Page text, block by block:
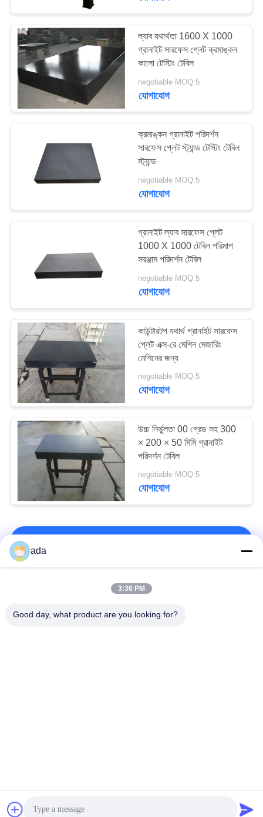
ধাতু চিপ পরিবাহক
26
ল্যাব যথার্থতা 1600 X 1000
গ্রানাইট সারফেস প্লেট ক্রমাঙ্কন
কালো টেস্টিং টেবিল
negotiable MOQ:5
যোগাযোগ
ক্রমাঙ্কন গ্রানাইট পরিদর্শন
সারফেস প্লেট স্ট্যান্ড টেস্টিং টেবিল
স্ট্যান্ড
negotiable MOQ:5
যোগাযোগ
গ্রানাইট ল্যাব সারফেস প্লেট
1000 X 1000 টেবিল পরিমাপ
সরঞ্জাম পরিদর্শন টেবিল
negotiable MOQ:5
যোগাযোগ
কাউন্টারটপ যথার্থ গ্রানাইট সারফেস
প্লেট এক্স-রে মেশিন মেজারিং
মেশিনের জন্য
negotiable MOQ:5
যোগাযোগ
উচ্চ নির্ভুলতা 00 গ্রেড সহ 300
× 200 × 50 মিমি গ্রানাইট
পরিদর্শন টেবিল
negotiable MOQ:5
যোগাযোগ
ada
3:36 PM
Good day, what product are you looking for?